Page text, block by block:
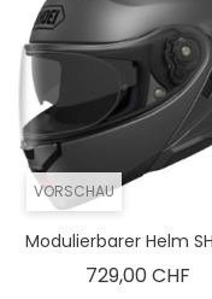
Coloré
VORSCHAU
Modulierbarer Helm
729,00 CHF